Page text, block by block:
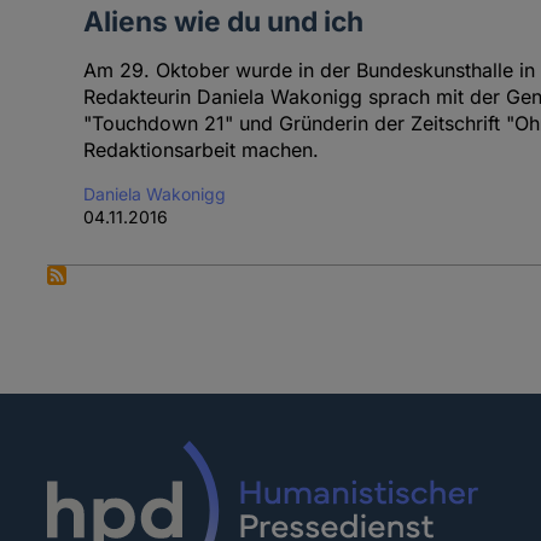
Aliens wie du und ich
Am 29. Oktober wurde in der Bundeskunsthalle
Redakteurin Daniela Wakonigg sprach mit der
"Touchdown 21" und Gründerin der Zeitschrift
Redaktionsarbeit machen.
Daniela Wakonigg
04.11.2016